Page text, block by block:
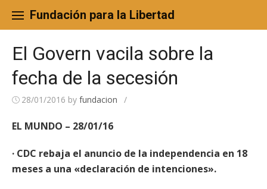
content
Fundación para la Libertad
El Govern vacila sobre la
fecha de la secesión
28/01/2016 by fundacion /
EL MUNDO – 28/01/16
· CDC rebaja el anuncio de la independencia en 18
meses a una «declaración de intenciones».